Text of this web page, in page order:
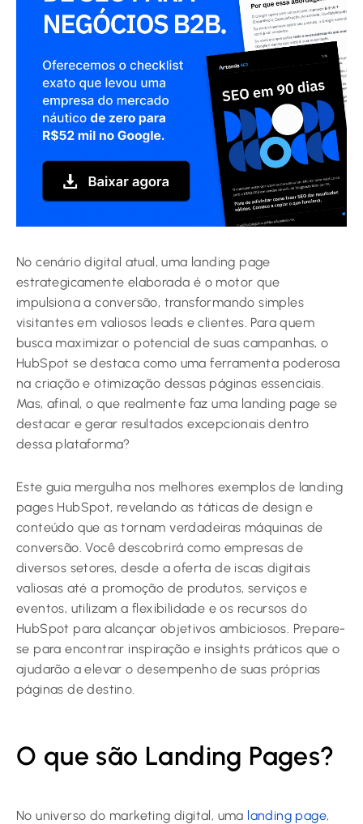
No cenário digital atual, uma landing page
estrategicamente elaborada é o motor que
impulsiona a conversão, transformando simples
visitantes em valiosos leads e clientes. Para quem
busca maximizar o potencial de suas campanhas, o
HubSpot se destaca como uma ferramenta poderosa
na criação e otimização dessas páginas essenciais.
Mas, afinal, o que realmente faz uma landing page se
destacar e gerar resultados excepcionais dentro
dessa plataforma?
Este guia mergulha nos melhores exemplos de landing
pages HubSpot, revelando as táticas de design e
conteúdo que as tornam verdadeiras máquinas de
conversão. Você descobrirá como empresas de
diversos setores, desde a oferta de iscas digitais
valiosas até a promoção de produtos, serviços e
eventos, utilizam a flexibilidade e os recursos do
HubSpot para alcançar objetivos ambiciosos. Prepare-
se para encontrar inspiração e insights práticos que o
ajudarão a elevar o desempenho de suas próprias
páginas de destino.
O que são Landing Pages?
No universo do marketing digital, uma landing page,